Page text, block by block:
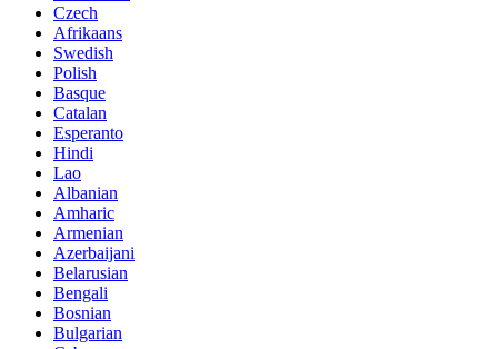
Czech
Afrikaans
Swedish
Polish
Basque
Catalan
Esperanto
Hindi
Lao
Albanian
Amharic
Armenian
Azerbaijani
Belarusian
Bengali
Bosnian
Bulgarian